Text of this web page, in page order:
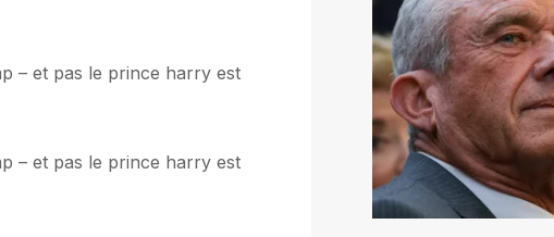
– et pas le prince harry est
– et pas le prince harry est